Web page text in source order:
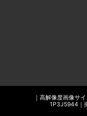
｜高解像度画像サ
1P3J5944｜